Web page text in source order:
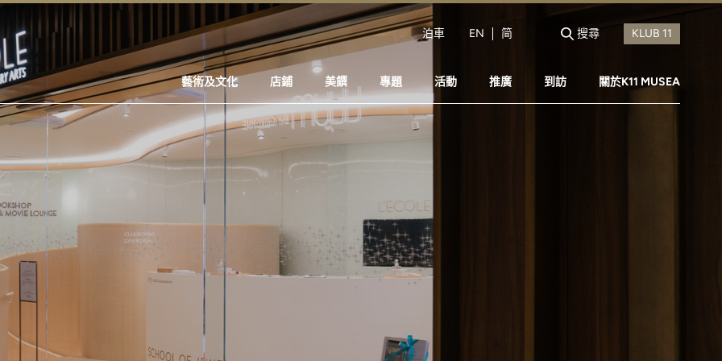
泊車 EN 简 搜尋
藝術及文化 店鋪 美饌 專題 活動 推廣 到訪 關於K11 MUSEA